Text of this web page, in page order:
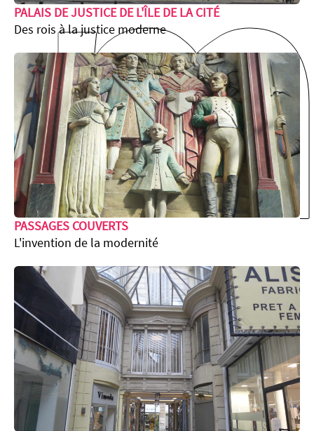
PALAIS DE JUSTICE DE L'ÎLE DE LA CITÉ
Des rois à la justice moderne
PASSAGES COUVERTS
L'invention de la modernité